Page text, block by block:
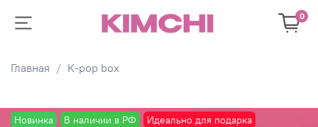
0
Главная K-pop box
Новинка В наличии в РФ Идеально для подарка